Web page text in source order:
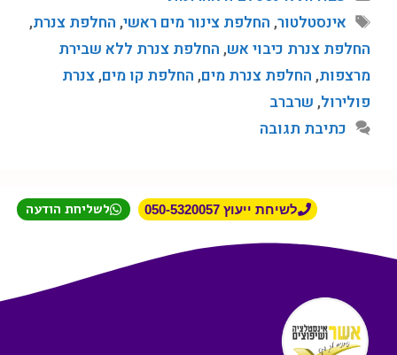
אינסטלטור, החלפת צינור מים ראשי, החלפת צנרת,
החלפת צנרת כיבוי אש, החלפת צנרת ללא שבירת
מרצפות, החלפת צנרת מים, החלפת קו מים,צנרת
פולירול, שרברב
כתיבת תגובה
לשיחת ייעוץ 050-5320057 לשליחת הודעה